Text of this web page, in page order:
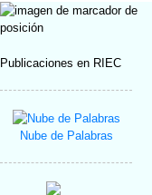
Publicaciones en RIEC
Nube de Palabras